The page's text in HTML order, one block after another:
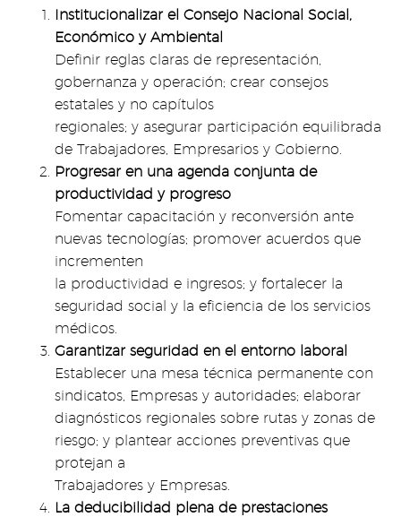
Institucionalizar el Consejo Nacional Social,
Económico y Ambiental
Definir reglas claras de representación,
gobernanza y operación; crear consejos
estatales y no capítulos
regionales; y asegurar participación equilibrada
de Trabajadores, Empresarios y Gobierno.
Progresar en una agenda conjunta de
productividad y progreso
Fomentar capacitación y reconversión ante
nuevas tecnologías; promover acuerdos que
incrementen
la productividad e ingresos; y fortalecer la
seguridad social y la eficiencia de los servicios
médicos.
Garantizar seguridad en el entorno laboral
Establecer una mesa técnica permanente con
sindicatos, Empresas y autoridades; elaborar
diagnósticos regionales sobre rutas y zonas de
riesgo; y plantear acciones preventivas que
protejan a
Trabajadores y Empresas.
La deducibilidad plena de prestaciones